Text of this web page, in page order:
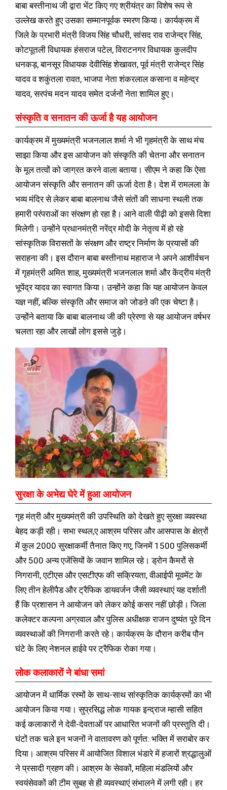
बाबा बस्तीनाथ जी द्वारा भेंट किए गए श्रीयंत्र का विशेष रूप से
उल्लेख करते हुए उसका सम्मानपूर्वक स्मरण किया। कार्यक्रम में
जिले के प्रभारी मंत्री विजय सिंह चौधरी, सांसद राव राजेन्द्र सिंह,
कोटपूतली विधायक हंसराज पटेल, विराटनगर विधायक कुलदीप
धनकड़, बानसूर विधायक देवीसिंह शेखावत, पूर्व मंत्री राजेन्द्र सिंह
यादव व शकुंतला रावत, भाजपा नेता शंकरलाल कसाना व महेन्द्र
यादव, सरपंच मदन यादव समेत दर्जनों नेता शामिल हुए।
संस्कृति व सनातन की ऊर्जा है यह आयोजन
कार्यक्रम में मुख्यमंत्री भजनलाल शर्मा ने भी गृहमंत्री के साथ मंच
साझा किया और इस आयोजन को संस्कृति की चेतना और सनातन
के मूल तत्वों को जाग्रत करने वाला बताया। सीएम ने कहा कि ऐसा
आयोजन संस्कृति और सनातन की ऊर्जा देता है। देश में रामलला के
भव्य मंदिर से लेकर बाबा बालनाथ जैसे संतों की साधना स्थली तक
हमारी परंपराओं का संरक्षण हो रहा है। आने वाली पीढ़ी को इससे दिशा
मिलेगी। उन्होंने प्रधानमंत्री नरेंद्र मोदी के नेतृत्व में हो रहे
सांस्कृतिक विरासतों के संरक्षण और राष्ट्र निर्माण के प्रयासों की
सराहना की। इस दौरान बाबा बस्तीनाथ महाराज ने अपने आशीर्वचन
में गृहमंत्री अमित शाह, मुख्यमंत्री भजनलाल शर्मा और केंद्रीय मंत्री
भूपेंद्र यादव का स्वागत किया। उन्होंने कहा कि यह आयोजन केवल
यज्ञ नहीं, बल्कि संस्कृति और समाज को जोडऩे की एक चेष्टा है।
उन्होंने बताया कि बाबा बालनाथ जी की प्रेरणा से यह आयोजन वर्षभर
चलता रहा और लाखों लोग इससे जुड़े।
सुरक्षा के अभेद्य घेरे में हुआ आयोजन
गृह मंत्री और मुख्यमंत्री की उपस्थिति को देखते हुए सुरक्षा व्यवस्था
बेहद कड़ी रही। सभा स्थल,ए आश्रम परिसर और आसपास के क्षेत्रों
में कुल 2000 सुरक्षाकर्मी तैनात किए गए, जिनमें 1500 पुलिसकर्मी
और 500 अन्य एजेंसियों के जवान शामिल रहे। ड्रोन कैमरों से
निगरानी, एटीएस और एसटीएफ की सक्रियता, वीआईपी मूवमेंट के
लिए तीन हेलीपैड और ट्रैफिक डायवर्जन जैसी व्यवस्थाएं यह दर्शाती
हैं कि प्रशासन ने आयोजन को लेकर कोई कसर नहीं छोड़ी। जिला
कलेक्टर कल्पना अग्रवाल और पुलिस अधीक्षक राजन दुष्यंत पूरे दिन
व्यवस्थाओं की निगरानी करते रहे। कार्यक्रम के दौरान करीब पौन
घंटे के लिए नेशनल हाईवे पर ट्रैफिक रोका गया।
लोक कलाकारों ने बांधा समां
आयोजन में धार्मिक रस्मों के साथ-साथ सांस्कृतिक कार्यक्रमों का भी
आयोजन किया गया। सुप्रसिद्ध लोक गायक इन्द्राज म्हासी सहित
कई कलाकारों ने देवी-देवताओं पर आधारित भजनों की प्रस्तुति दी।
घंटों तक चले इन भजनों ने वातावरण को पूर्णत: भक्ति में सराबोर कर
दिया। आश्रम परिसर में आयोजित विशाल भंडारे में हजारों श्रद्धालुओं
ने प्रसादी ग्रहण की। आश्रम के सेवकों, महिला मंडलियों और
स्वयंसेवकों की टीम सुबह से ही व्यवस्थाएं संभालने में लगी रही। हर